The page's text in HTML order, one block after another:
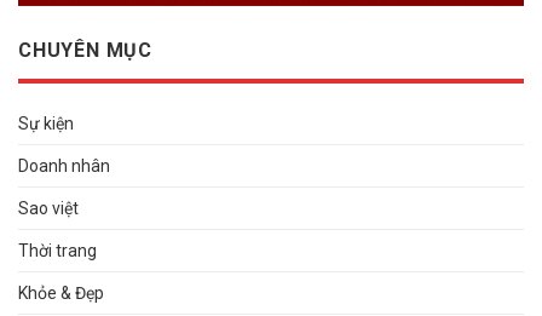
CHUYÊN MỤC
Sự kiện
Doanh nhân
Sao việt
Thời trang
Khỏe & Đẹp